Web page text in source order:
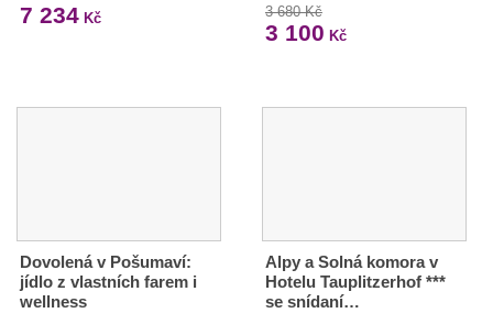
7 234 Kč 3 680 Kč
3 100 Kč
Dovolená v Pošumaví:
jídlo z vlastních farem i
wellness
Alpy a Solná komora v
Hotelu Tauplitzerhof ***
se snídaní…